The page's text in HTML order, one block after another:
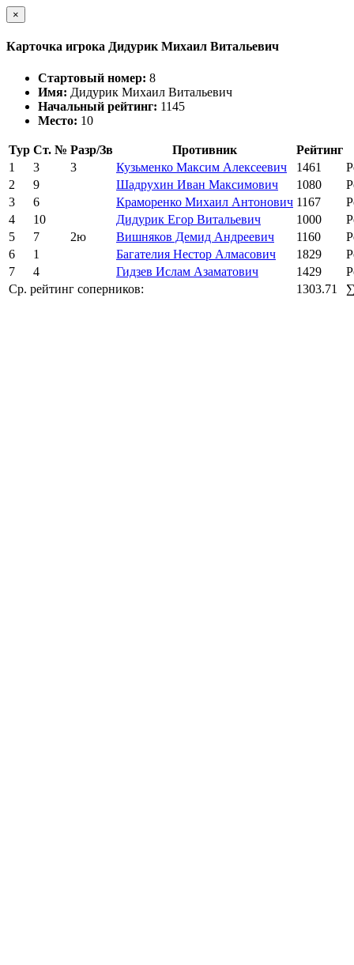
×
Карточка игрока Дидурик Михаил Витальевич
Стартовый номер: 8
Имя: Дидурик Михаил Витальевич
Начальный рейтинг: 1145
Место: 10
Тур Ст. № Разр/Зв Противник
Рейтинг
1
3 3 Кузьменко Максим Алексеевич 1461
2
9 Шадрухин Иван Максимович 1080
3
6 Краморенко Михаил Антонович 1167
4
10 Дидурик Егор Витальевич 1000
5
7 2ю Вишняков Демид Андреевич 1160
6
1 Багателия Нестор Алмасович 1829
7
4 Гидзев Ислам Азаматович 1429
Ср. рейтинг соперников:
1303.71 ∑